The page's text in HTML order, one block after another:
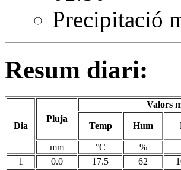
Precipitació
Resum diari:
Dia
Pluja
Valors
Temp Hum
mm °C %
1
0.0 17.5 62